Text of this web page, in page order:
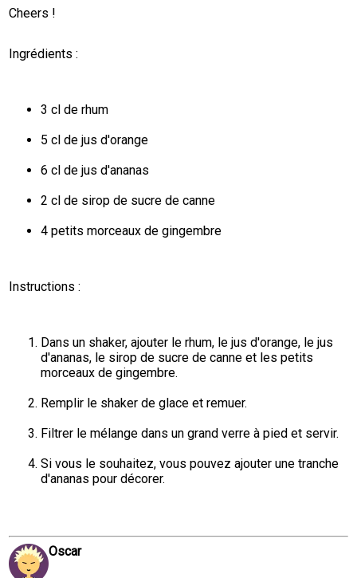
Cheers !
Ingrédients :
3 cl de rhum
5 cl de jus d'orange
6 cl de jus d'ananas
2 cl de sirop de sucre de canne
4 petits morceaux de gingembre
Instructions :
Dans un shaker, ajouter le rhum, le jus d'orange, le jus
d'ananas, le sirop de sucre de canne et les petits
morceaux de gingembre.
Remplir le shaker de glace et remuer.
Filtrer le mélange dans un grand verre à pied et servir.
Si vous le souhaitez, vous pouvez ajouter une tranche
d'ananas pour décorer.
Oscar